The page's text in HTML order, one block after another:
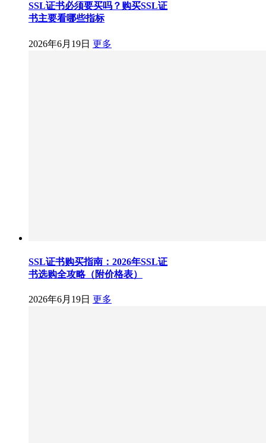
SSL证书必须要买吗？购买SSL证
书主要看哪些指标
2026年6月19日 更多
SSL证书购买指南：2026年SSL证
书选购全攻略（附价格表）
2026年6月19日 更多